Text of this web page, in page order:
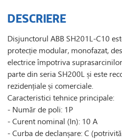
DESCRIERE
Disjunctorul ABB SH201L-C10
protecție modular, monofazat,
electrice împotriva
parte din seria SH200L și este
rezidențiale și comerciale.
Caracteristici tehnice principale:
- Număr de poli: 1P
- Curent nominal (In): 10 A
- Curba de declanșare: C